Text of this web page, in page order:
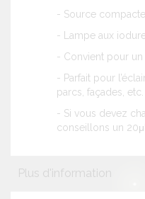
- Source
-
Lampe aux
- Convient pour un
- Parfait pour
parcs, façades, etc.
- Si vous devez
conseillons un
Plus d'information